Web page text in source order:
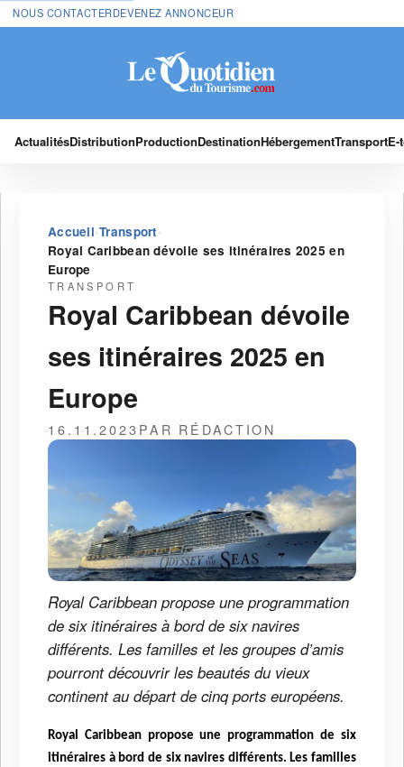
NOUS CONTACTERDEVENEZ ANNONCEUR
ActualitésDistributionProductionDestinationHébergementTransport
Accueil›Transport ›
Royal Caribbean dévoile ses itinéraires 2025 en
Europe
TRANSPORT
Royal Caribbean dévoile
ses itinéraires 2025 en
Europe
16.11.2023PAR RÉDACTION
Royal Caribbean propose une programmation
de six itinéraires à bord de six navires
différents. Les familles et les groupes d’amis
pourront découvrir les beautés du vieux
continent au départ de cinq ports européens.
Royal Caribbean propose une programmation de six
itinéraires à bord de six navires différents. Les familles